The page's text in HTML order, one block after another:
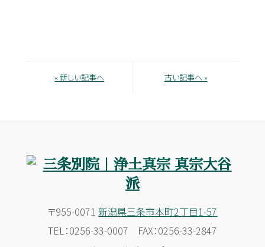
« 新しい記事へ 古い記事へ »
〒955-0071新潟県三条市本町2丁目1-57
TEL：0256-33-0007 FAX：0256-33-2847